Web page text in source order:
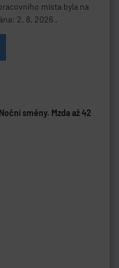
místa byla na
2. 8. 2026 .
směny. Mzda až 42